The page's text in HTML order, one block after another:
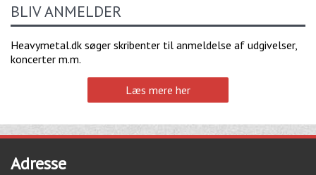
BLIV ANMELDER
Heavymetal.dk søger skribenter til anmeldelse af udgivelser,
koncerter m.m.
Læs mere her
Adresse